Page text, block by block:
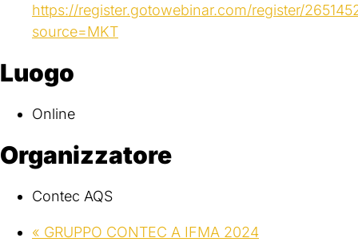
https://register.gotowebinar.com/register/
source=MKT
Luogo
Online
Organizzatore
Contec AQS
« GRUPPO CONTEC A IFMA 2024